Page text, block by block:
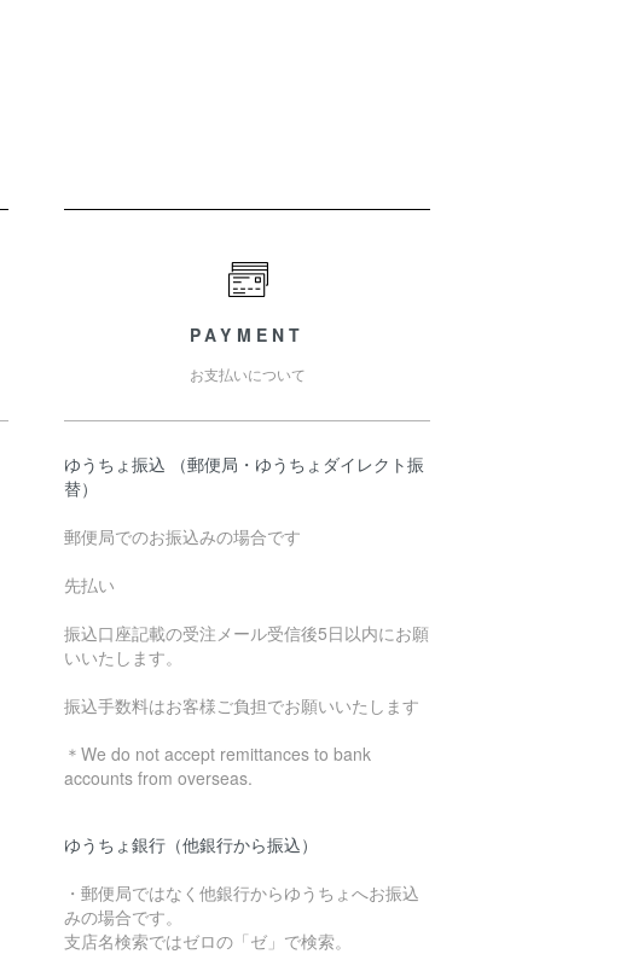
PAYMENT
お支払いについて
ゆうちょ振込 （郵便局・ゆうちょダイレクト振
替）
郵便局でのお振込みの場合です
先払い
振込口座記載の受注メール受信後5日以内にお願
いいたします。
振込手数料はお客様ご負担でお願いいたします
＊We do not accept remittances to bank
accounts from overseas.
ゆうちょ銀行（他銀行から振込）
・郵便局ではなく他銀行からゆうちょへお振込
みの場合です。
支店名検索ではゼロの「ゼ」で検索。